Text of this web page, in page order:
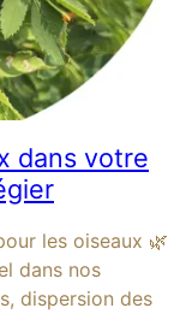
dans votre
les oiseaux 🌿
dans nos
dispersion des